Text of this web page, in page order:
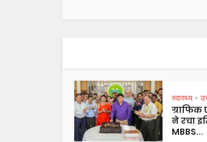
स्वास्थ्य •
ने रचा
MBBS...